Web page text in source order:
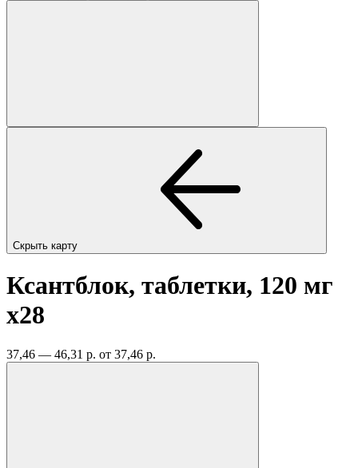
Скрыть карту
Ксантблок, таблетки, 120 мг
x28
37,46 — 46,31 р. от 37,46 р.